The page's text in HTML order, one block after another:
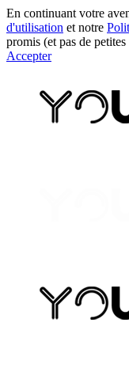
En continuant votre
d'utilisation et notre
promis (et pas de
Accepter